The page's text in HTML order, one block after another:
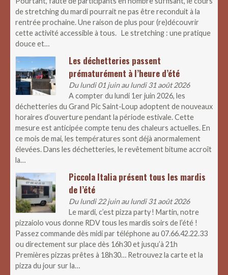
de stretching du mardi pourrait ne pas être reconduit à la
rentrée prochaine. Une raison de plus pour (re)découvrir
cette activité accessible à tous. Le stretching : une pratique
douce et…
Les déchetteries passent
prématurément à l’heure d’été
Du lundi 01 juin au lundi 31 août 2026
A compter du lundi 1er juin 2026, les
déchetteries du Grand Pic Saint-Loup adoptent de nouveaux
horaires d’ouverture pendant la période estivale. Cette
mesure est anticipée compte tenu des chaleurs actuelles. En
ce mois de mai, les températures sont déjà anormalement
élevées. Dans les déchetteries, le revêtement bitume accroît
la…
Piccola Italia présent tous les mardis
de l’été
Du lundi 22 juin au lundi 31 août 2026
Le mardi, c’est pizza party ! Martin, notre
pizzaiolo vous donne RDV tous les mardis soirs de l’été !
Passez commande dès midi par téléphone au 07.66.42.22.33
ou directement sur place dès 16h30 et jusqu’à 21h
Premières pizzas prêtes à 18h30… Retrouvez la carte et la
pizza du jour sur la…